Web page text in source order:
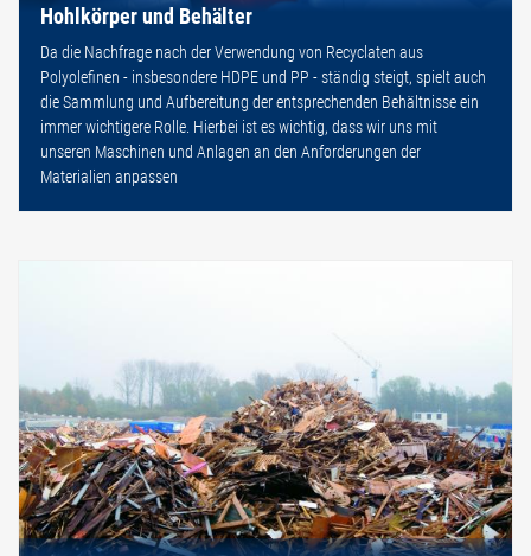
Hohlkörper und Behälter
Da die Nachfrage nach der Verwendung von Recyclaten aus
Polyolefinen - insbesondere HDPE und PP - ständig steigt, spielt auch
die Sammlung und Aufbereitung der entsprechenden Behältnisse ein
immer wichtigere Rolle. Hierbei ist es wichtig, dass wir uns mit
unseren Maschinen und Anlagen an den Anforderungen der
Materialien anpassen